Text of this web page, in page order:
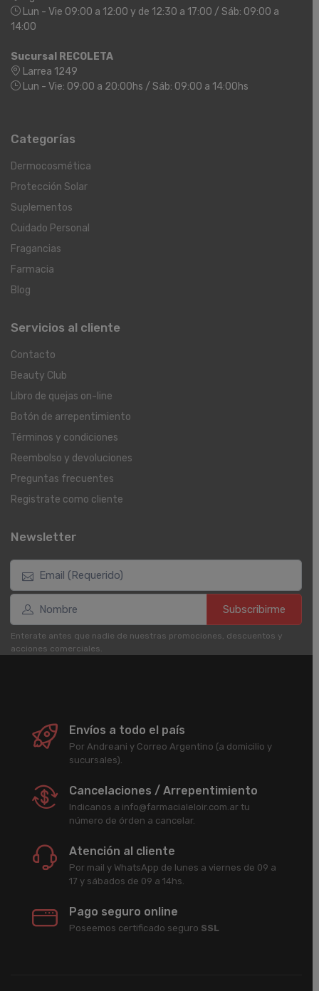
Lun - Vie 09:00 a 12:00 y de 12:30 a 17:00 / Sáb: 09:00 a
14:00
Sucursal RECOLETA
Larrea 1249
Lun - Vie: 09:00 a 20:00hs / Sáb: 09:00 a 14:00hs
Categorías
Dermocosmética
Protección Solar
Suplementos
Cuidado Personal
Fragancias
Farmacia
Blog
Servicios al cliente
Contacto
Beauty Club
Libro de quejas on-line
Botón de arrepentimiento
Términos y condiciones
Reembolso y devoluciones
Preguntas frecuentes
Registrate como cliente
Newsletter
Subscribirme
Enterate antes que nadie de nuestras promociones, descuentos y
acciones comerciales.
Envíos a todo el país
Por Andreani y Correo Argentino (a domicilio y
sucursales).
Cancelaciones / Arrepentimiento
Indicanos a info@farmacialeloir.com.ar tu
número de órden a cancelar.
Atención al cliente
Por mail y WhatsApp de lunes a viernes de 09 a
17 y sábados de 09 a 14hs.
Pago seguro online
Poseemos certificado seguro SSL